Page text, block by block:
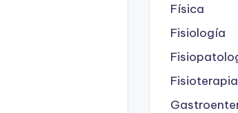
Física
Fisiología